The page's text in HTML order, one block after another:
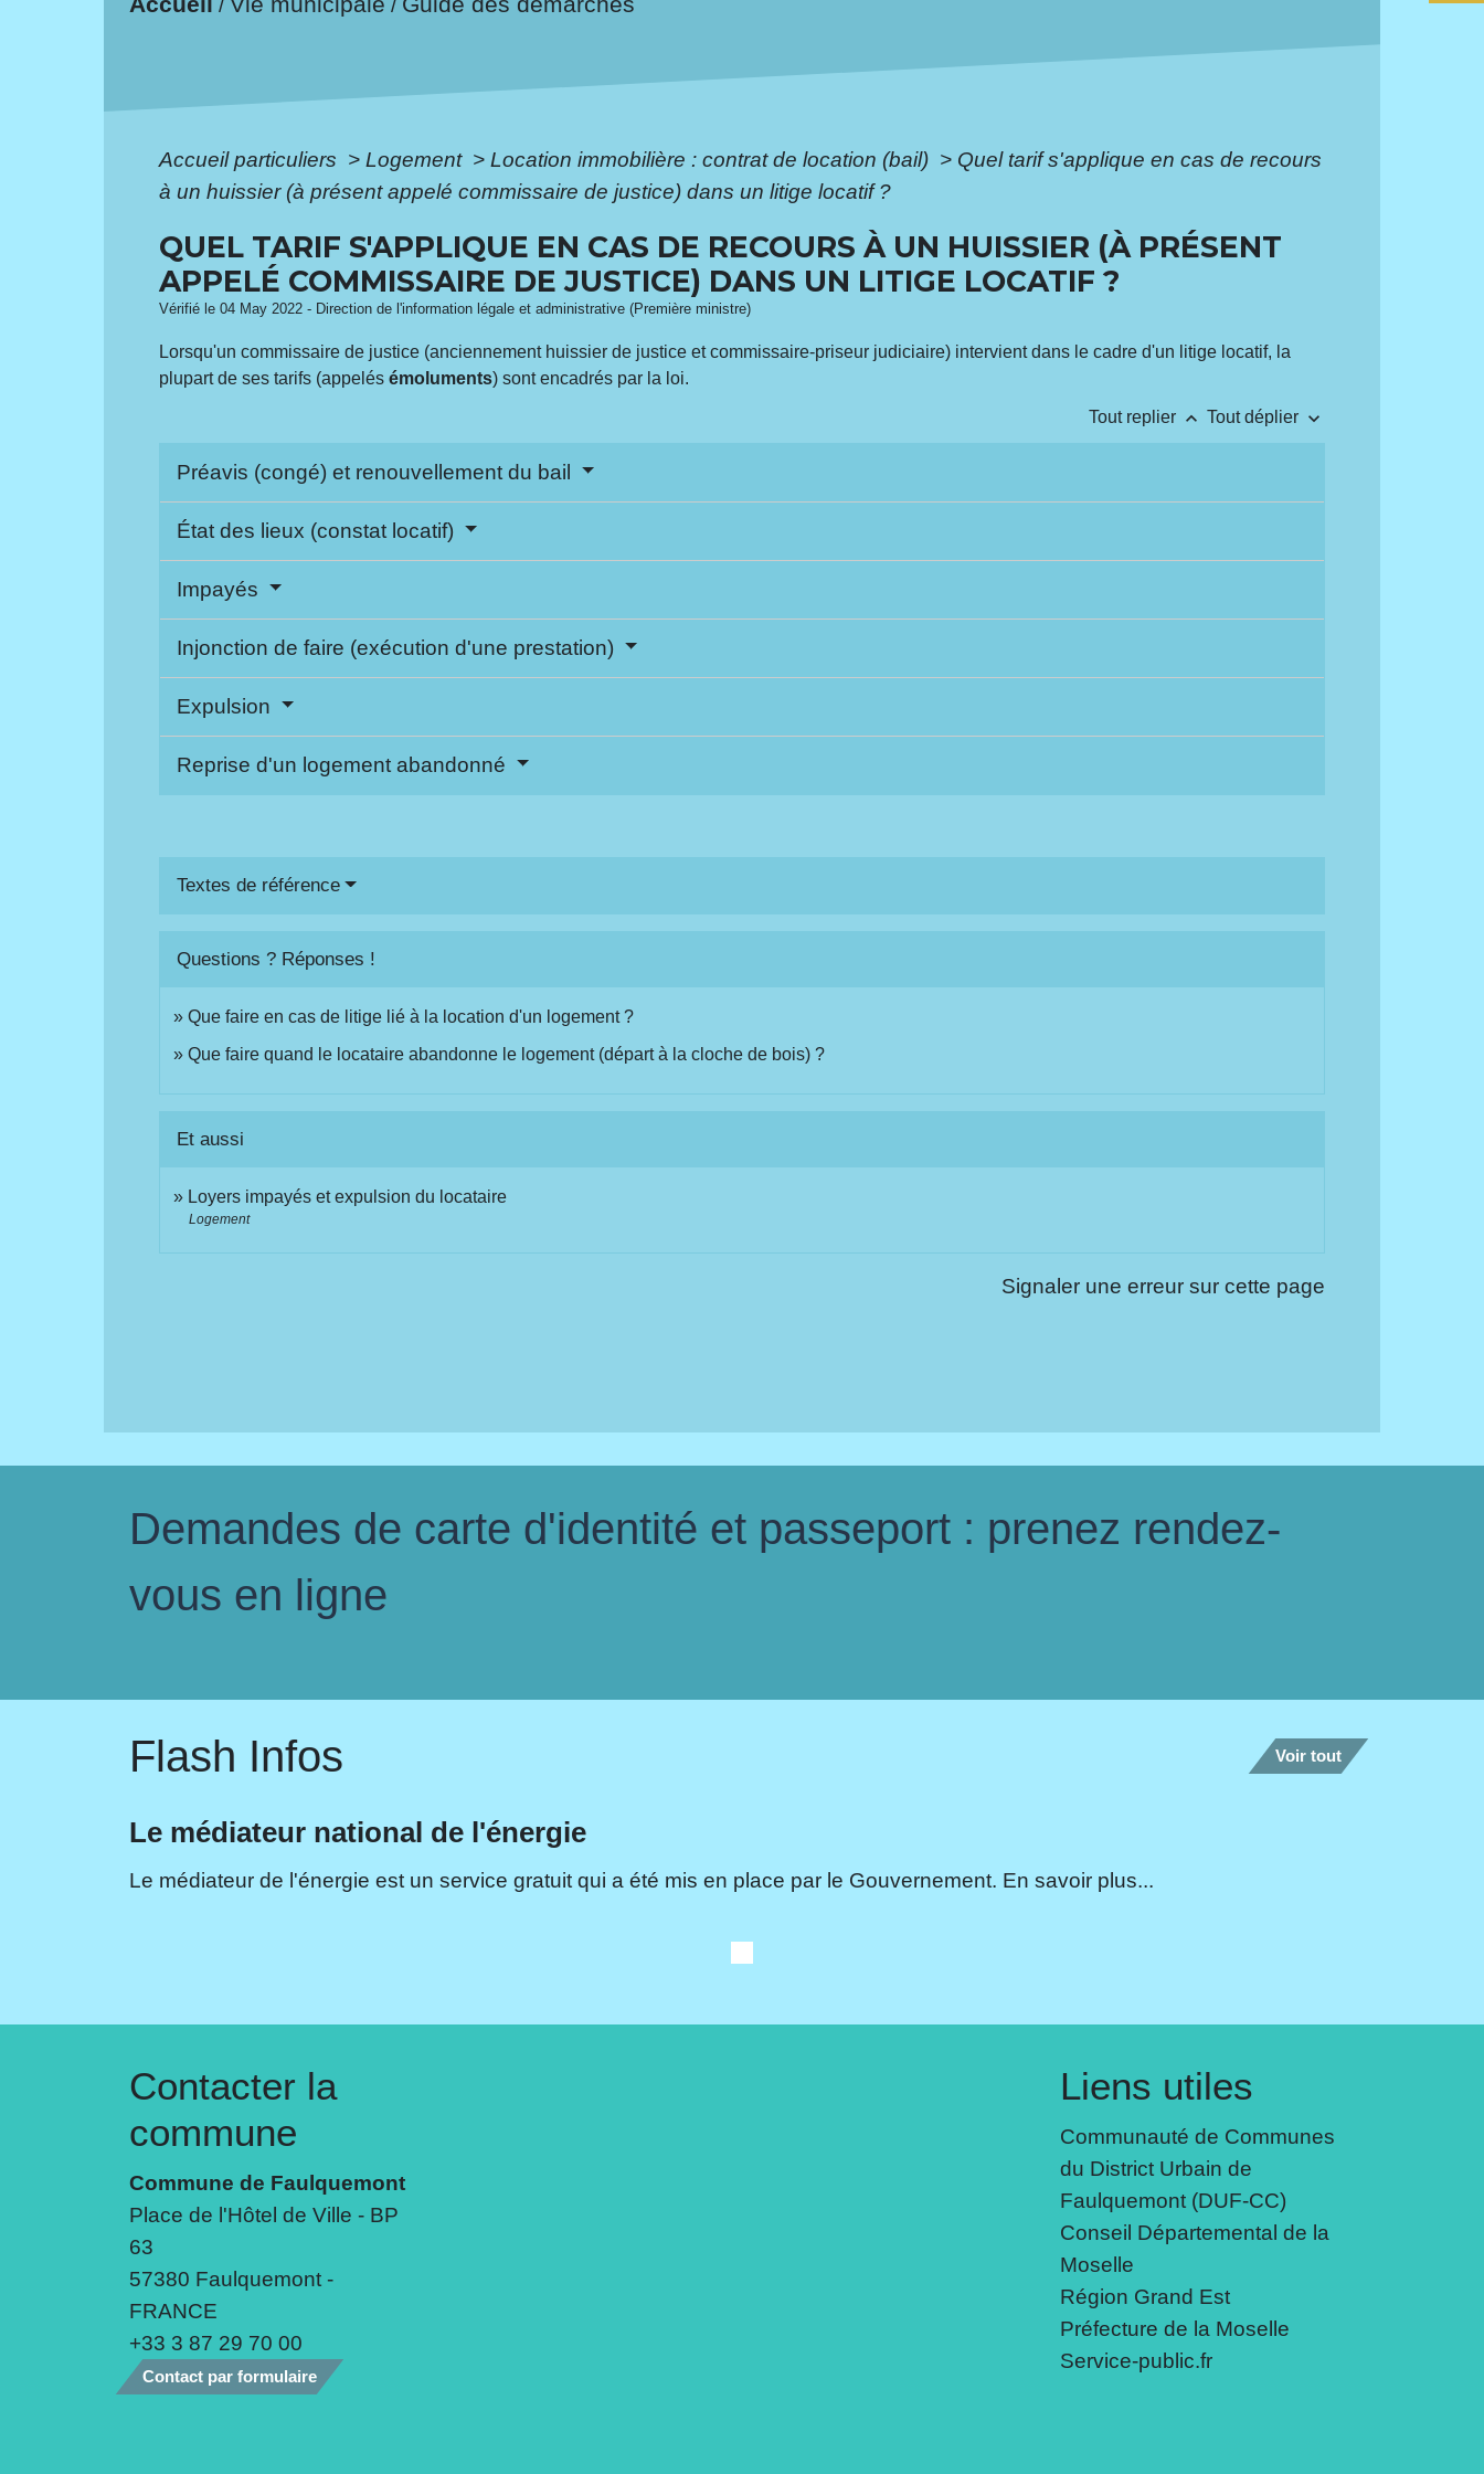
/ /
Accueil particuliers > Logement > Location immobilière : contrat de location (bail) > Quel tarif s'applique en cas de recours
à un huissier (à présent appelé commissaire de justice) dans un litige locatif ?
QUEL TARIF S'APPLIQUE EN CAS DE RECOURS À UN HUISSIER (À PRÉSENT
APPELÉ COMMISSAIRE DE JUSTICE) DANS UN LITIGE LOCATIF ?
Vérifié le 04 May 2022 - Direction de l'information légale et administrative (Première ministre)
Lorsqu'un commissaire de justice (anciennement huissier de justice et commissaire-priseur judiciaire) intervient dans le cadre d'un litige locatif, la
plupart de ses tarifs (appelésémoluments) sont encadrés par la loi.
Tout replier keyboard_arrow_up Tout déplier keyboard_arrow_down
Préavis (congé) et renouvellement du bail
État des lieux (constat locatif)
Impayés
Injonction de faire (exécution d'une prestation)
Expulsion
Reprise d'un logement abandonné
Textes de référence
Questions ? Réponses !
Que faire en cas de litige lié à la location d'un logement ?
Que faire quand le locataire abandonne le logement (départ à la cloche de bois) ?
Et aussi
Loyers impayés et expulsion du locataire
Logement
Signaler une erreur sur cette page
Demandes de carte d'identité et passeport : prenez rendez-
vous en ligne
Flash Infos Voir tout
Le médiateur national de l'énergie
Le médiateur de l'énergie est un service gratuit qui a été mis en place par le Gouvernement. En savoir plus...
Contacter la
commune
Commune de Faulquemont
Place de l'Hôtel de Ville - BP
63
57380 Faulquemont -
FRANCE
+33 3 87 29 70 00
Contact par formulaire
Liens utiles
Communauté de Communes
du District Urbain de
Faulquemont (DUF-CC)
Conseil Départemental de la
Moselle
Région Grand Est
Préfecture de la Moselle
Service-public.fr